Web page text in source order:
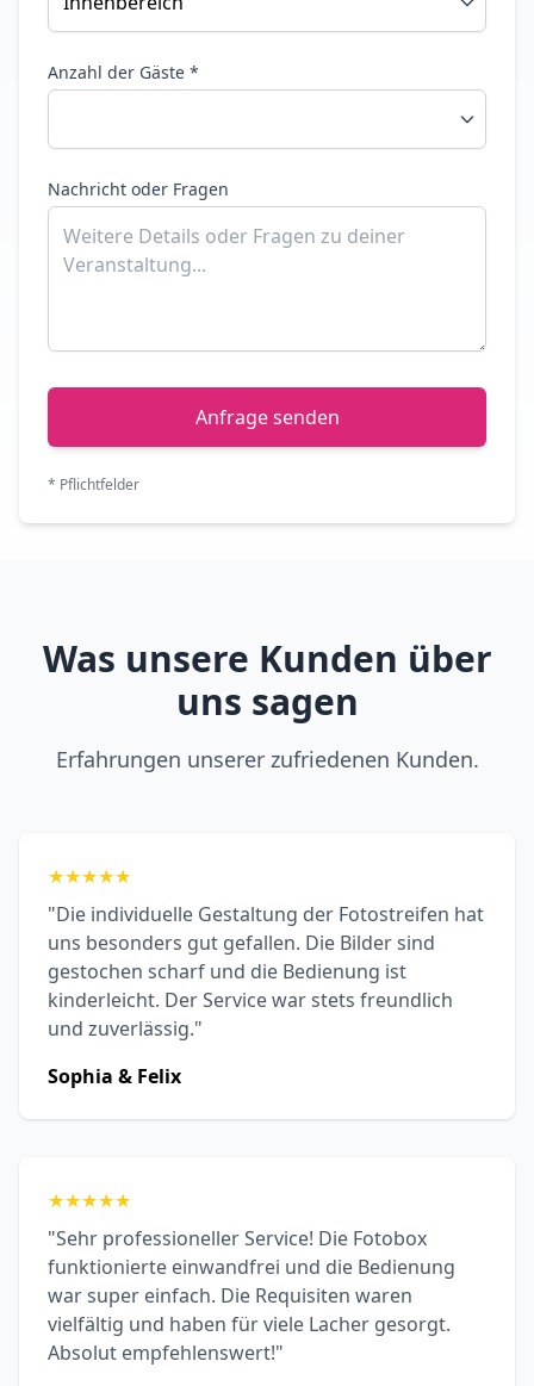
Anzahl der Gäste *
Nachricht oder Fragen
Anfrage senden
* Pflichtfelder
Was unsere Kunden über
uns sagen
Erfahrungen unserer zufriedenen Kunden.
★★★★★
"Die individuelle Gestaltung der Fotostreifen hat
uns besonders gut gefallen. Die Bilder sind
gestochen scharf und die Bedienung ist
kinderleicht. Der Service war stets freundlich
und zuverlässig."
Sophia & Felix
★★★★★
"Sehr professioneller Service! Die Fotobox
funktionierte einwandfrei und die Bedienung
war super einfach. Die Requisiten waren
vielfältig und haben für viele Lacher gesorgt.
Absolut empfehlenswert!"